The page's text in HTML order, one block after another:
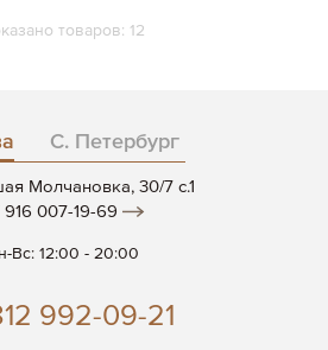
товаров: 12
С. Петербург
Молчановка, 30/7 c.1
916 007-19-69
Вс: 12:00 - 20:00
992-09-21